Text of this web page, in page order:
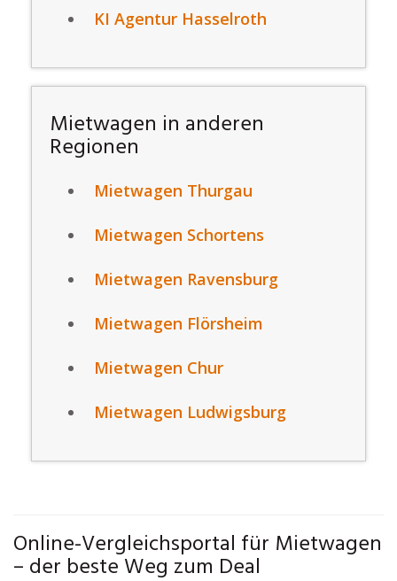
KI Agentur Hasselroth
Mietwagen in anderen
Regionen
Mietwagen Thurgau
Mietwagen Schortens
Mietwagen Ravensburg
Mietwagen Flörsheim
Mietwagen Chur
Mietwagen Ludwigsburg
Online-Vergleichsportal für Mietwagen
– der beste Weg zum Deal